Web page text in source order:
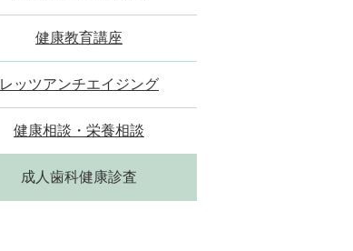
健康教育講座
レッツアンチエイジング
健康相談・栄養相談
成人歯科健康診査